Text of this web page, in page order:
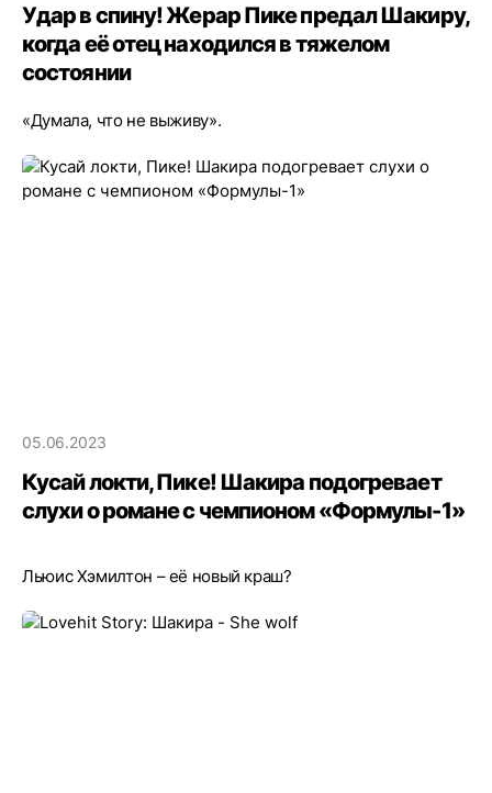
Удар в спину! Жерар Пике предал Шакиру,
когда её отец находился в тяжелом
состоянии
«Думала, что не выживу».
05.06.2023
Кусай локти, Пике! Шакира подогревает
слухи о романе с чемпионом «Формулы-1»
Льюис Хэмилтон – её новый краш?